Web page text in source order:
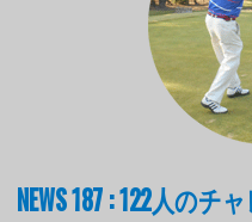
NEWS 187 : 122人のチ